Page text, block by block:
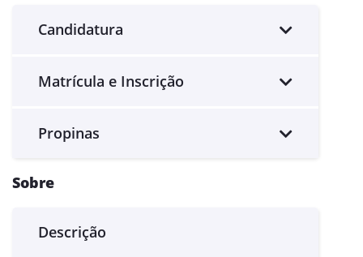
Candidatura
Matrícula e Inscrição
Propinas
Sobre
Descrição